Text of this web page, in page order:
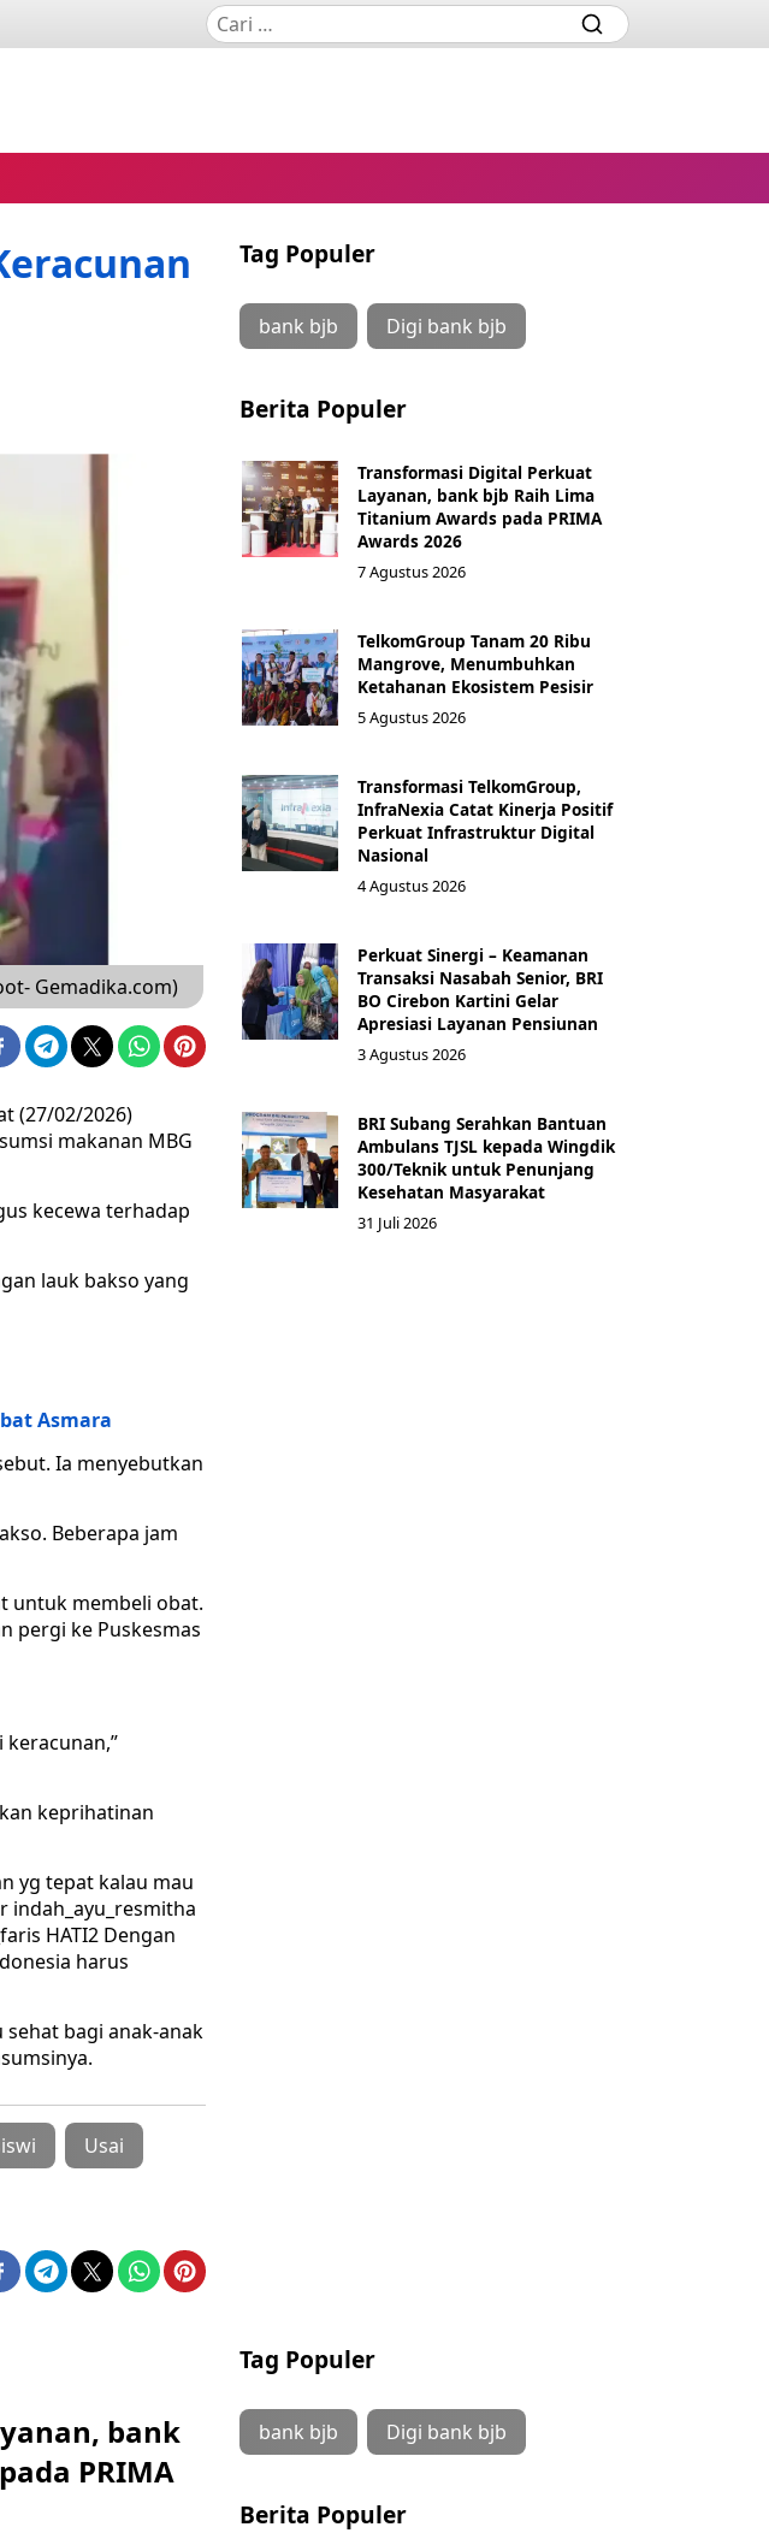
Gemadika.com)
(27/02/2026)
makanan MBG
kecewa terhadap
lauk bakso yang
Asmara
Ia menyebutkan
Beberapa jam
untuk membeli obat.
pergi ke Puskesmas
keprihatinan
yg tepat kalau mau
indah_ayu_resmitha
HATI2 Dengan
harus
bagi anak-anak
Usai
Tag Populer
bank bjb Digi bank bjb
Berita Populer
Transformasi Digital Perkuat
Layanan, bank bjb Raih Lima
Titanium Awards pada PRIMA
Awards 2026
7 Agustus 2026
TelkomGroup Tanam 20 Ribu
Mangrove, Menumbuhkan
Ketahanan Ekosistem Pesisir
5 Agustus 2026
Transformasi TelkomGroup,
InfraNexia Catat Kinerja Positif
Perkuat Infrastruktur Digital
Nasional
4 Agustus 2026
Perkuat Sinergi – Keamanan
Transaksi Nasabah Senior, BRI
BO Cirebon Kartini Gelar
Apresiasi Layanan Pensiunan
3 Agustus 2026
BRI Subang Serahkan Bantuan
Ambulans TJSL kepada Wingdik
300/Teknik untuk Penunjang
Kesehatan Masyarakat ​
31 Juli 2026
bank
PRIMA
Tag Populer
bank bjb Digi bank bjb
Berita Populer